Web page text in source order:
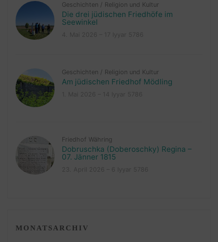
Geschichten / Religion und Kultur
Die drei jüdischen Friedhöfe im
Seewinkel
Geschichten / Religion und Kultur
Am jüdischen Friedhof Mödling
Friedhof Währing
Dobruschka (Doberoschky) Regina –
07. Jänner 1815
MONATSARCHIV